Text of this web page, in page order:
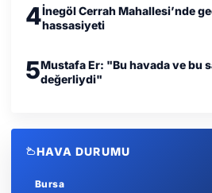
4İnegöl Cerrah Mahallesi’nde
hassasiyeti
5Mustafa Er: "Bu havada ve bu
değerliydi"
HAVA DURUMU